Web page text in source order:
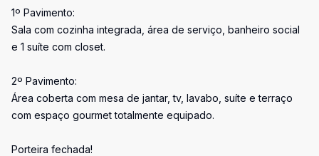
1º Pavimento:
Sala com cozinha integrada, área de serviço, banheiro social
e 1 suíte com closet.
2º Pavimento:
Área coberta com mesa de jantar, tv, lavabo, suíte e terraço
com espaço gourmet totalmente equipado.
Porteira fechada!